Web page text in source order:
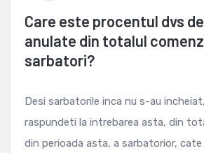
Care este procentul dvs
anulate din totalul
sarbatori?
Desi sarbatorile inca nu s-au
raspundeti la intrebarea asta, din
din perioada asta, a sarbatorior,